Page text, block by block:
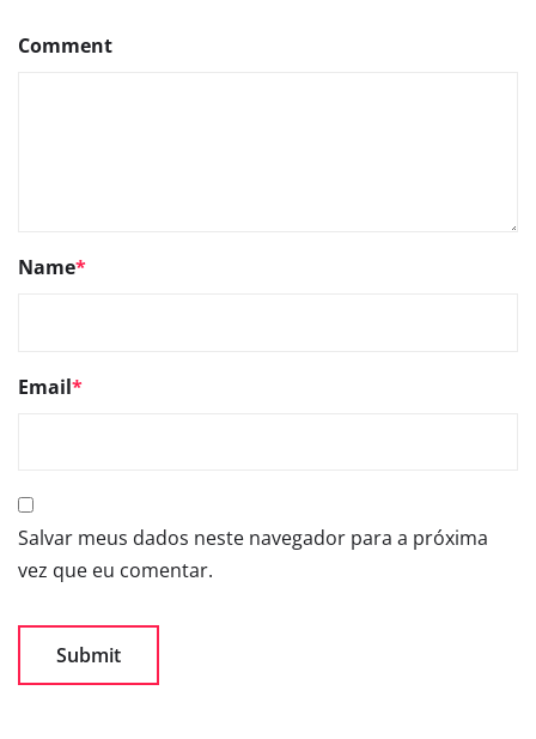
Comment
Name*
Email*
Salvar meus dados neste navegador para a próxima
vez que eu comentar.